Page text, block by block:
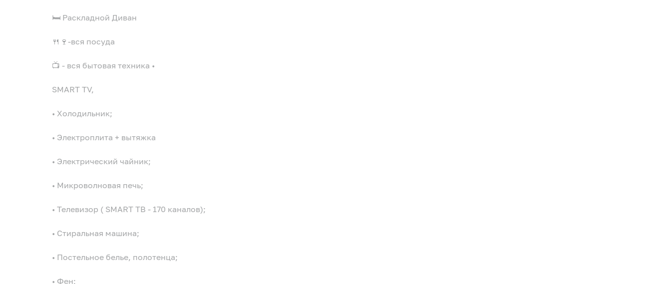
🛏️ Раскладной Диван
🍴🍷-вся посуда
📺 - вся бытовая техника •
SMART TV,
• Холодильник;
• Электроплита + вытяжка
• Электрический чайник;
• Микроволновая печь;
• Телевизор ( SMART ТВ - 170 каналов);
• Стиральная машина;
• Постельное белье, полотенца;
• Фен;